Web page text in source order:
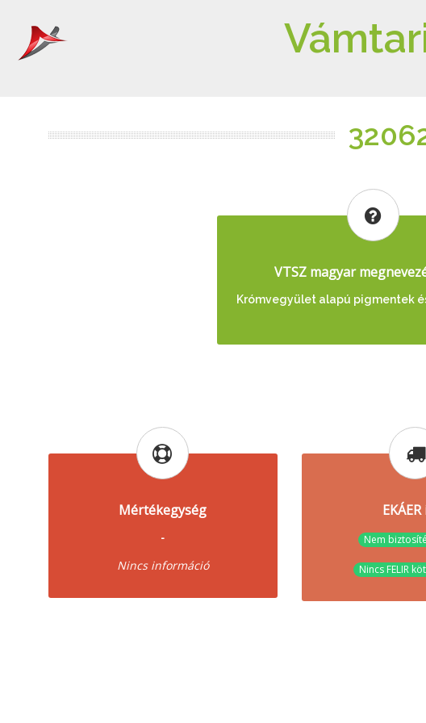
VTSZ magyar
Krómvegyület alapú pigmentek
Mértékegység
-
Nincs információ
Nem
Nincs FELIR